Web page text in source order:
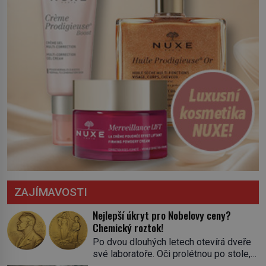
ZAJÍMAVOSTI
Nejlepší úkryt pro Nobelovy ceny?
Chemický roztok!
Po dvou dlouhých letech otevírá dveře
své laboratoře. Oči prolétnou po stole,